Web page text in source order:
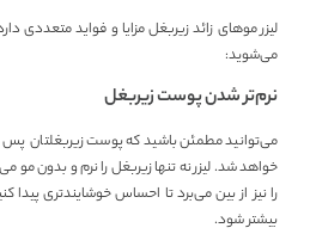
لیزر موهای زائد زیربغل مزایا و فواید متعددی
می‌شوید:
نرم‌تر شدن پوست زیربغل
می‌توانید مطمئن باشید که پوست زیربغلتان پس
خواهد شد. لیزر نه تنها زیربغل را نرم و بدون مو
را نیز از بین می‌برد تا احساس خوشایندتری
بیشتر شود.